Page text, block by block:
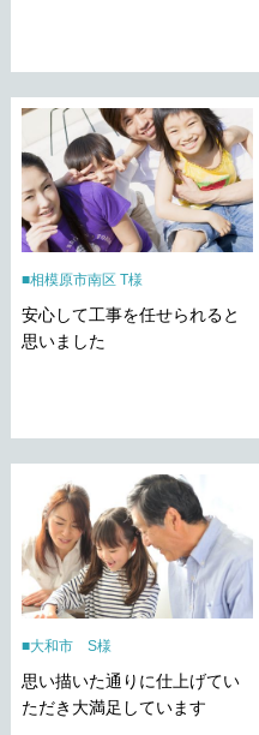
相模原市南区 T様
安心して工事を任せられると
思いました
大和市 S様
思い描いた通りに仕上げてい
ただき大満足しています